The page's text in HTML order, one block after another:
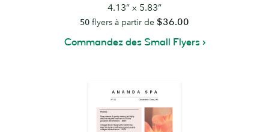
4.13” x 5.83”
50 flyers à partir de $36.00
Commandez des Small Flyers